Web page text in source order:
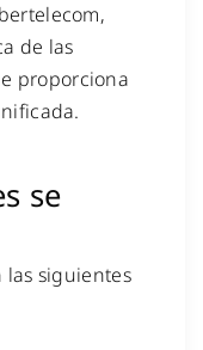
de las
proporciona
se
siguientes